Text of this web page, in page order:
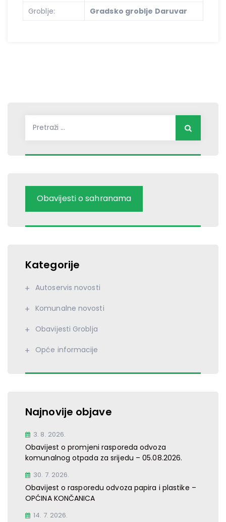
Groblje: Gradsko groblje Daruvar
Obavijesti o sahranama
Kategorije
Autoservis novosti
Komunalne novosti
Obavijesti Groblja
Opće informacije
Najnovije objave
3. 8. 2026.
Obavijest o promjeni rasporeda odvoza
komunalnog otpada za srijedu – 05.08.2026.
30. 7. 2026.
Obavijest o rasporedu odvoza papira i plastike –
OPĆINA KONČANICA
14. 7. 2026.